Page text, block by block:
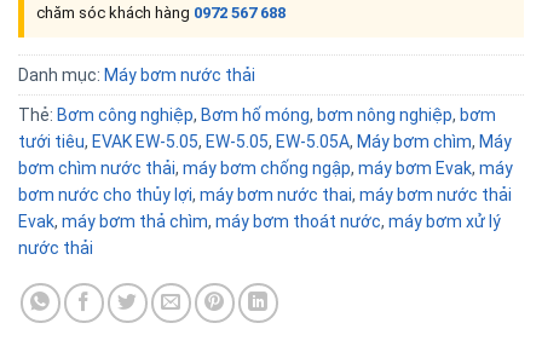
chăm sóc khách hàng 0972 567 688
Danh mục: Máy bơm nước thải
Thẻ: Bơm công nghiệp, Bơm hố móng, bơm nông nghiệp, bơm
tưới tiêu, EVAK EW-5.05, EW-5.05, EW-5.05A, Máy bơm chìm, Máy
bơm chìm nước thải, máy bơm chống ngập, máy bơm Evak, máy
bơm nước cho thủy lợi, máy bơm nước thai, máy bơm nước thải
Evak, máy bơm thả chìm, máy bơm thoát nước, máy bơm xử lý
nước thải